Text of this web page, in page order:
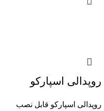
روپدالی اسپارکو
روپدالی اسپارکو قابل نصب